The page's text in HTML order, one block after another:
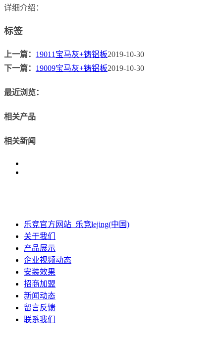
详细介绍：
标签
上一篇： 19011宝马灰+铸铝板2019-10-30
下一篇： 19009宝马灰+铸铝板2019-10-30
最近浏览：
相关产品
相关新闻
乐竞官方网站_乐竞lejing(中国)
关于我们
产品展示
企业视频动态
安装效果
招商加盟
新闻动态
留言反馈
联系我们